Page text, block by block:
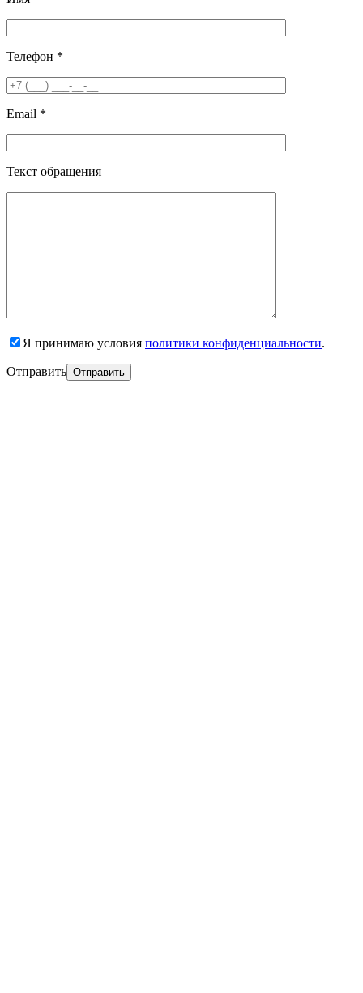
Телефон *
Email *
Текст обращения
Я принимаю условия политики конфиденциальности.
Отправить